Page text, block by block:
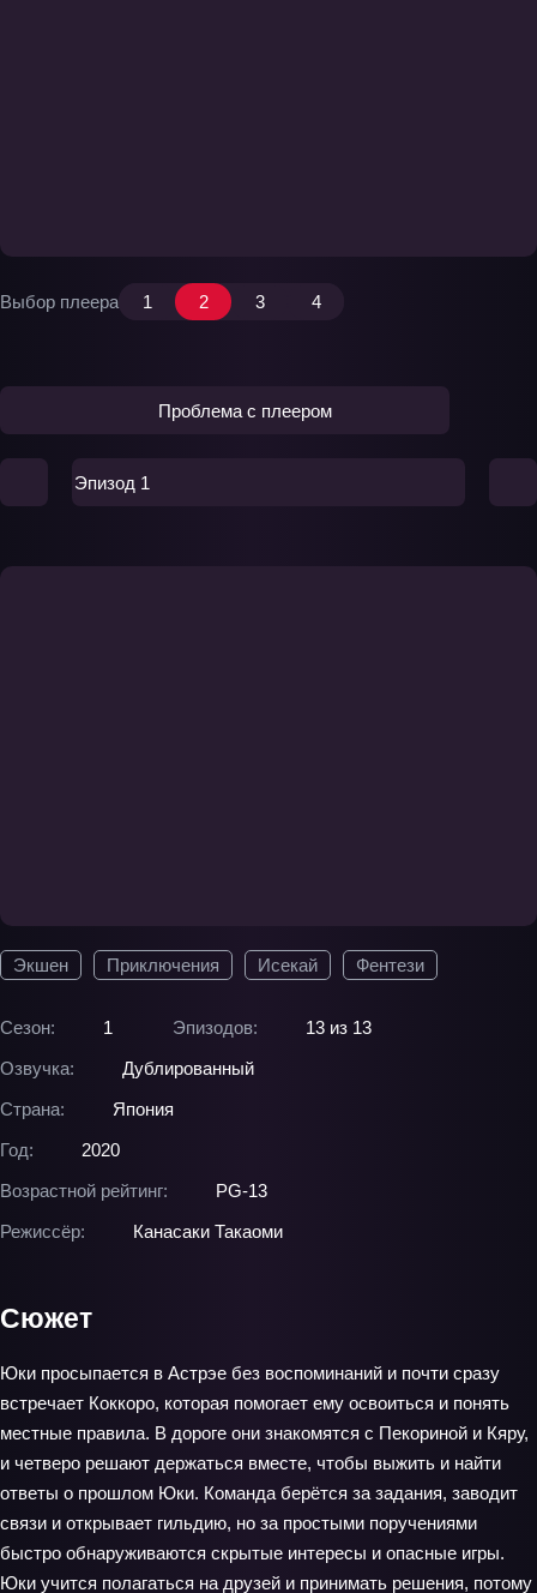
Экшен Приключения Исекай Фентези
Сезон: 1 Эпизодов:
13 из 13
Озвучка:
Дублированный
Страна:
Япония
Год:
2020
Возрастной рейтинг:
PG-13
Режиссёр:
Канасаки Такаоми
Выбор плеера 1 2 3 4
Проблема с плеером
Эпизод 1
Сюжет
Юки просыпается в Астрэе без воспоминаний и почти сразу
встречает Коккоро, которая помогает ему освоиться и понять
местные правила. В дороге они знакомятся с Пекориной и Кяру,
и четверо решают держаться вместе, чтобы выжить и найти
ответы о прошлом Юки. Команда берётся за задания, заводит
связи и открывает гильдию, но за простыми поручениями
быстро обнаруживаются скрытые интересы и опасные игры.
Юки учится полагаться на друзей и принимать решения, потому